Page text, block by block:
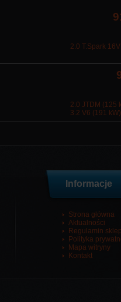
2.0 T.Spark
2.0 JTDM (125
3.2 V6 (191 kW)
Informacje
Strona główna
Aktualności
Regulamin
Polityka
Mapa witryny
Kontakt